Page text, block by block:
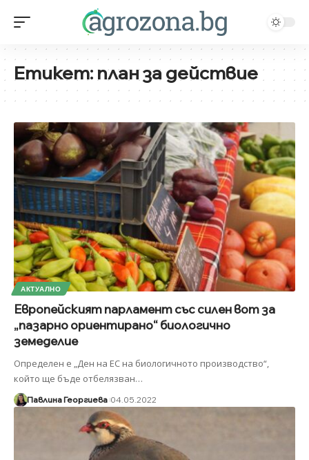
Етикет:план за действие
АКТУАЛНО
Европейският парламент със силен вот за
„пазарно ориентирано“ биологично
земеделие
Определен е „Ден на ЕС на биологичното производство“,
който ще бъде отбелязван…
Павлина Георгиева 04.05.2022